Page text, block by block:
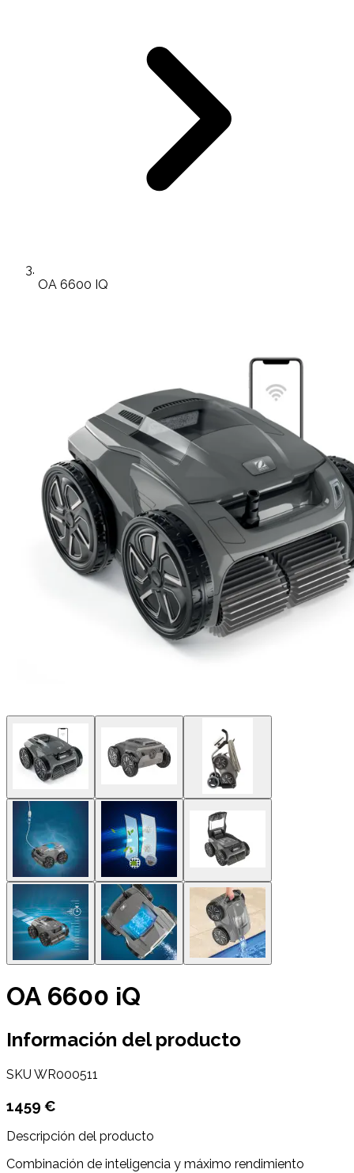
OA 6600 IQ
OA 6600 iQ
Información del producto
SKU WR000511
1459 €
Descripción del producto
Combinación de inteligencia y máximo rendimiento